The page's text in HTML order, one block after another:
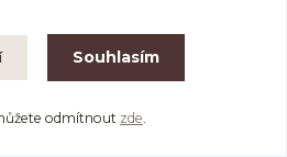
Souhlasím
odmítnout zde